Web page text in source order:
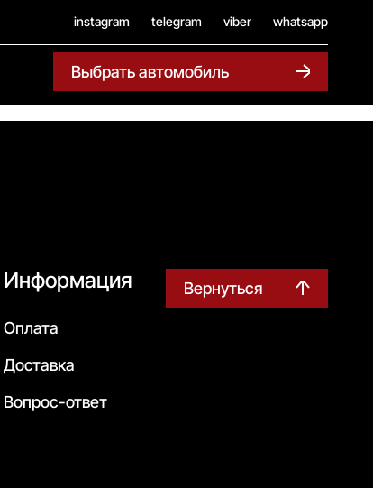
instagram telegram viber whatsapp
Выбрать автомобиль
Информация
Оплата
Доставка
Вопрос-ответ
Вернуться